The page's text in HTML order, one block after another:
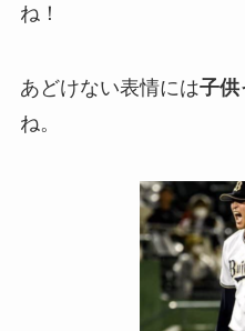
ね！
あどけない表情には子供
ね。